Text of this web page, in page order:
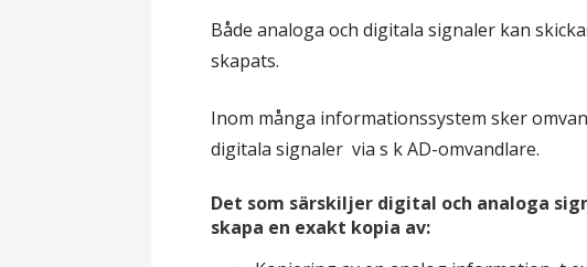
Både analoga och digitala signaler kan
skapats.
Inom många informationssystem sker
digitala signaler via s k AD-omvandlare.
Det som särskiljer digital och analoga
skapa en exakt kopia av: